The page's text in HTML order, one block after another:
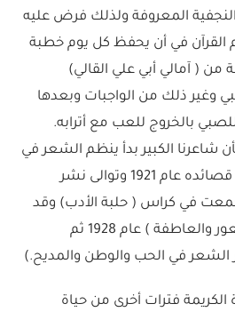
النجفية المعروفة ولذلك فرض عليه
القرآن في أن يحفظ كل يوم خطبة
( آمالي أبي علي القالي)
وغير ذلك من الواجبات وبعدها
بالخروج للعب مع أترابه.
شاعرنا الكبير بدأ ينظم الشعر في
سن مبكرة ونشرت أولى قصائده عام 1921 وتوالى نشر
في كراس ( حلبة الأدب) وقد
صدر له ديوان ( بين الشعور والعاطفة ) عام 1928 ثم
الشعر في الحب والوطن والمديح.)
فترات أخرى من حياة